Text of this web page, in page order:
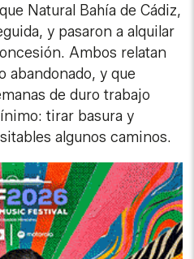
Natural Bahía de Cádiz,
y pasaron a alquilar
Ambos relatan
abandonado, y que
de duro trabajo
tirar basura y
algunos caminos.